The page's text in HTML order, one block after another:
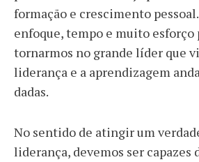
formação e crescimento
enfoque, tempo e muito esforço
tornarmos no grande líder que
liderança e a aprendizagem
dadas.
No sentido de atingir um
liderança, devemos ser capazes